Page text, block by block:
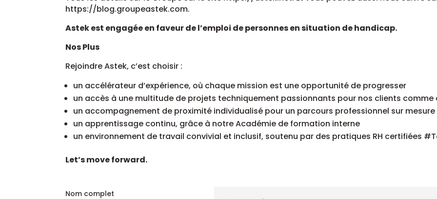
https://blog.groupeastek.com.
Astek est engagée en faveur de l’emploi de personnes en situation de handicap.
Nos Plus
Rejoindre Astek, c’est choisir :
un accélérateur d’expérience, où chaque mission est une opportunité de progresser
un accès à une multitude de projets techniquement passionnants pour nos clients comme
un accompagnement de proximité individualisé pour un parcours professionnel sur mesure
un apprentissage continu, grâce à notre Académie de formation interne
un environnement de travail convivial et inclusif, soutenu par des pratiques RH certifiées
Let’s move forward.
Nom complet